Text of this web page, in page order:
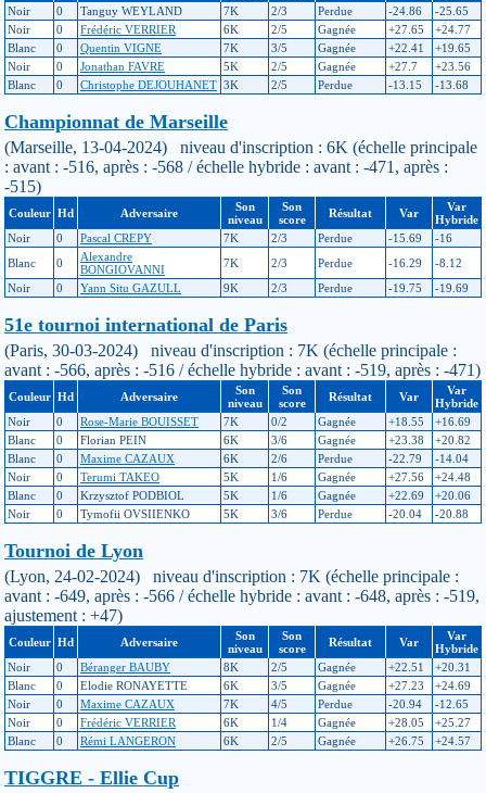
Noir
0 Tanguy WEYLAND 7K 2/3 Perdue -24.86
-25.65
Noir
0 Frédéric VERRIER 6K 2/5 Gagnée +27.65
+24.77
Blanc
0 Quentin VIGNE 7K 3/5 Gagnée +22.41
+19.65
Noir
0 Jonathan FAVRE 5K 2/5 Gagnée +27.7
+23.56
Blanc
0 Christophe DEJOUHANET 3K 2/5 Perdue -13.15 -13.68
Championnat de Marseille
(Marseille, 13-04-2024) niveau d'inscription : 6K (échelle principale
: avant : -516, après : -568 / échelle hybride : avant : -471, après :
-515)
Couleur Hd Adversaire
Son
niveau
Son
score
Résultat Var
Var
Hybride
Noir
0 Pascal CREPY 7K 2/3 Perdue -15.69
-16
Blanc
0
Alexandre
BONGIOVANNI
7K 2/3 Perdue -16.29
-8.12
Noir
0 Yann Situ GAZULL 9K 2/3 Perdue -19.75 -19.69
51e tournoi international de Paris
(Paris, 30-03-2024) niveau d'inscription : 7K (échelle principale :
avant : -566, après : -516 / échelle hybride : avant : -519, après : -471)
Couleur Hd Adversaire
Son
niveau
Son
score
Résultat Var
Var
Hybride
Noir
0 Rose-Marie BOUISSET 7K 0/2 Gagnée +18.55
+16.69
Blanc
0 Florian PEIN 6K 3/6 Gagnée +23.38
+20.82
Blanc
0 Maxime CAZAUX 6K 2/6 Perdue -22.79
-14.04
Noir
0 Terumi TAKEO 5K 1/6 Gagnée +27.56
+24.48
Blanc
0 Krzysztof PODBIOL 5K 1/6 Gagnée +22.69
+20.06
Noir
0 Tymofii OVSIIENKO 5K 3/6 Perdue -20.04 -20.88
Tournoi de Lyon
(Lyon, 24-02-2024) niveau d'inscription : 7K (échelle principale :
avant : -649, après : -566 / échelle hybride : avant : -648, après : -519,
ajustement : +47)
Couleur Hd Adversaire
Son
niveau
Son
score
Résultat Var
Var
Hybride
Noir
0 Béranger BAUBY 8K 2/5 Gagnée +22.51
+20.31
Blanc
0 Elodie RONAYETTE 6K 3/5 Gagnée +27.23
+24.69
Noir
0 Maxime CAZAUX 7K 4/5 Perdue -20.94
-12.65
Noir
0 Frédéric VERRIER 6K 1/4 Gagnée +28.05
+25.27
Blanc
0 Rémi LANGERON 6K 2/5 Gagnée +26.75 +24.57
TIGGRE - Ellie Cup